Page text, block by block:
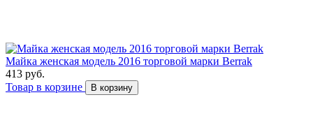
Майка женская модель 2016 торговой марки Berrak
413 руб.
Товар в корзине
В корзину